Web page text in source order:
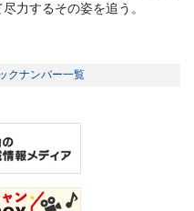
力するその姿を追う。
クナンバー一覧